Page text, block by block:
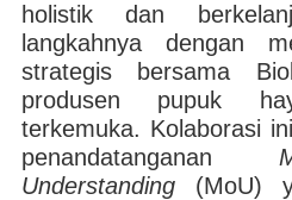
holistik dan
langkahnya dengan
strategis bersama
produsen pupuk
terkemuka. Kolaborasi
penandatanganan
Understanding(MoU)